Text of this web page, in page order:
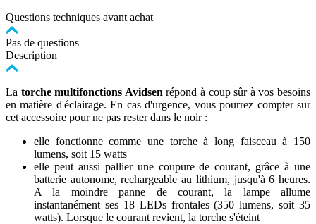
Questions techniques avant achat
Pas de questions
Description
La torche multifonctions Avidsen répond à coup sûr à vos besoins
en matière d'éclairage. En cas d'urgence, vous pourrez compter sur
cet accessoire pour ne pas rester dans le noir :
elle fonctionne comme une torche à long faisceau à 150
lumens, soit 15 watts
elle peut aussi pallier une coupure de courant, grâce à une
batterie autonome, rechargeable au lithium, jusqu'à 6 heures.
A la moindre panne de courant, la lampe allume
instantanément ses 18 LEDs frontales (350 lumens, soit 35
watts). Lorsque le courant revient, la torche s'éteint